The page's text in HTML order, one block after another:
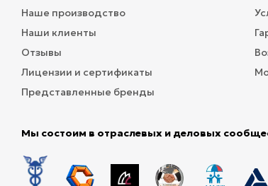
Наше производство
Наши клиенты
Отзывы
Лицензии и сертификаты
Представленные бренды
Мы состоим в отраслевых и деловых